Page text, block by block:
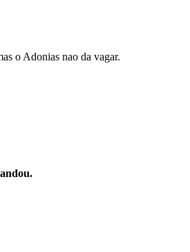
o Adonias nao da vagar.